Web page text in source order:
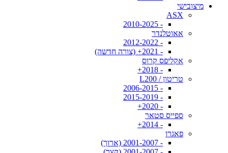
מיצובישי
ASX
- 2010-2025
אאוטלנדר
- 2012-2022
- 2021+ (צורה חדשה)
אקליפס קרוס
- 2018+
טריטון / L200
- 2006-2015
- 2015-2019
- 2020+
ספייס סטאר
- 2014+
פאגרו
- 2001-2007 (ארוך)